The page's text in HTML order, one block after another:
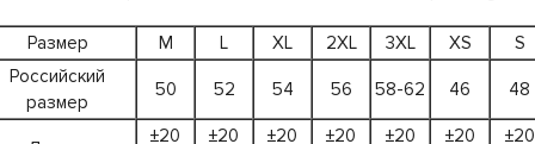
Размер M L XL 2XL 3XL XS
S
Российский
размер
50 52 54 56 58-62 46 48
±20
±20
±20
±20
±20
±20
±20